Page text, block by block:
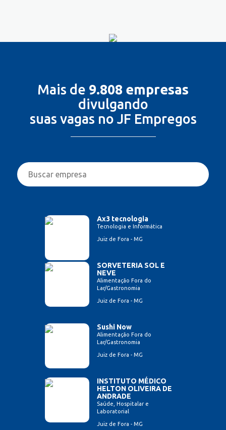
Mais de 9.808 empresas
divulgando
suas vagas no JF Empregos
Ax3 tecnologia
Tecnologia e Informática
Juiz de Fora - MG
SORVETERIA SOL E
NEVE
Alimentação Fora do
Lar/Gastronomia
Juiz de Fora - MG
Sushi Now
Alimentação Fora do
Lar/Gastronomia
Juiz de Fora - MG
INSTITUTO MÉDICO
HELTON OLIVEIRA DE
ANDRADE
Saúde, Hospitalar e
Laboratorial
Juiz de Fora - MG